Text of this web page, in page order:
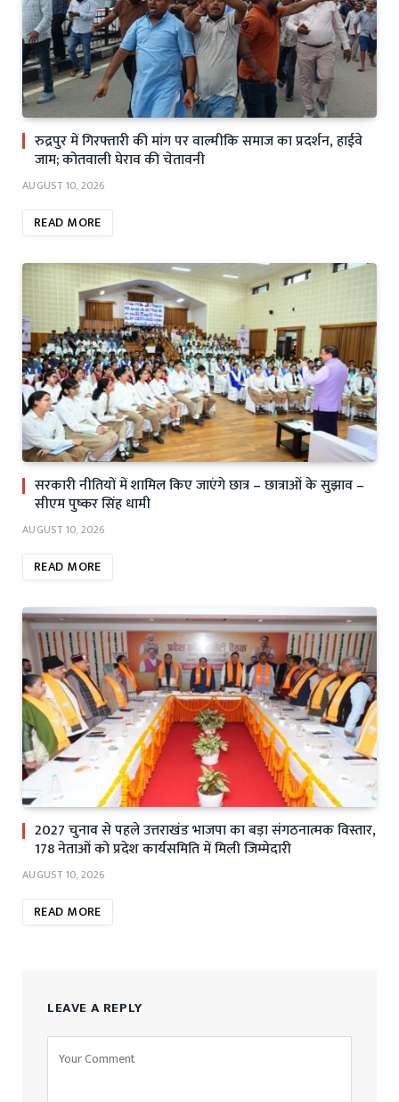
रुद्रपुर में गिरफ्तारी की मांग पर वाल्मीकि समाज का प्रदर्शन, हाईवे
जाम; कोतवाली घेराव की चेतावनी
AUGUST 10, 2026
READ MORE
सरकारी नीतियों में शामिल किए जाएंगे छात्र – छात्राओं के सुझाव –
सीएम पुष्कर सिंह धामी
AUGUST 10, 2026
READ MORE
2027 चुनाव से पहले उत्तराखंड भाजपा का बड़ा संगठनात्मक विस्तार,
178 नेताओं को प्रदेश कार्यसमिति में मिली जिम्मेदारी
AUGUST 10, 2026
READ MORE
LEAVE A REPLY